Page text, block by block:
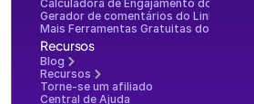
Calculadora de Engajamento do LinkedIn
Gerador de comentários do LinkedIn
Mais Ferramentas Gratuitas do LinkedIn
Recursos
Blog
Recursos
Torne-se um afiliado
Central de Ajuda